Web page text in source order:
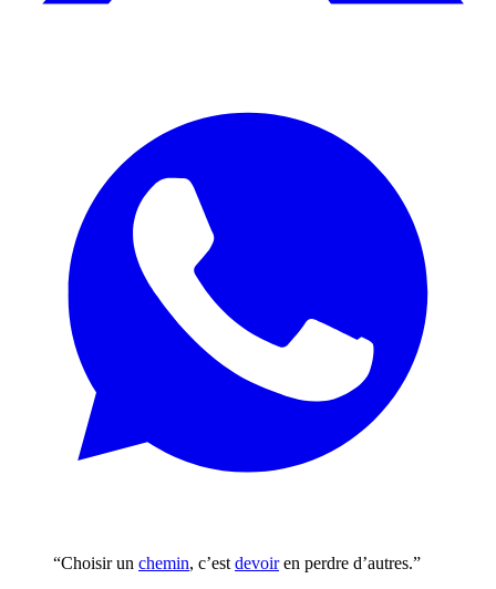
“Choisir un chemin, c’est devoiren perdre d’autres.”